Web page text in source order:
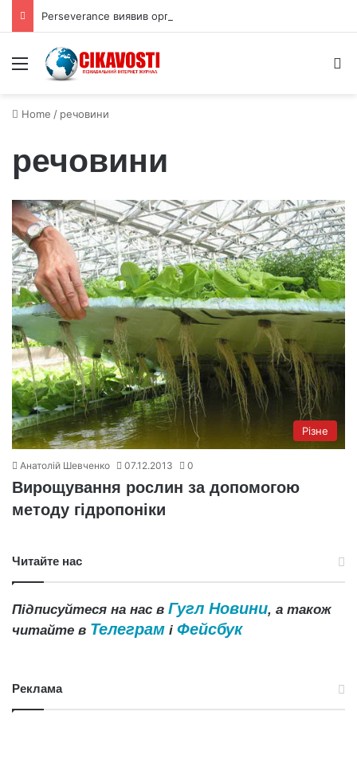
Menu
Home / речовини
речовини
Різне
Анатолій Шевченко 07.12.2013 0
Вирощування рослин за допомогою
методу гідропоніки
Читайте нас
Підписуйтеся на нас в Гугл Новини, а також
читайте в Телеграм і Фейсбук
Реклама